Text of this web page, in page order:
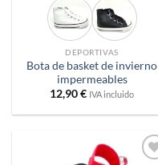
DEPORTIVAS
Bota de basket de invierno
impermeables
12,90€ IVA incluido